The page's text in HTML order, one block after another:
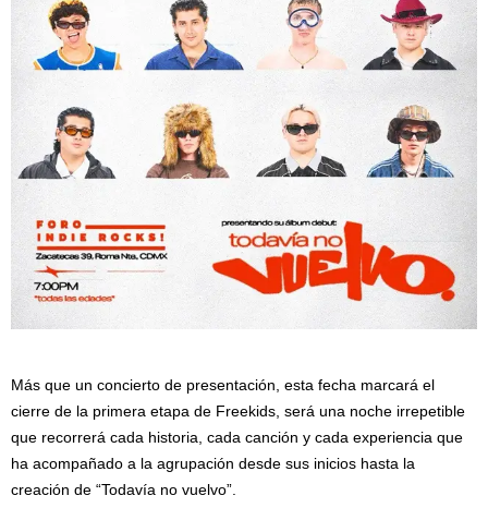
Más que un concierto de presentación, esta fecha marcará el
cierre de la primera etapa de Freekids, será una noche irrepetible
que recorrerá cada historia, cada canción y cada experiencia que
ha acompañado a la agrupación desde sus inicios hasta la
creación de “Todavía no vuelvo”.